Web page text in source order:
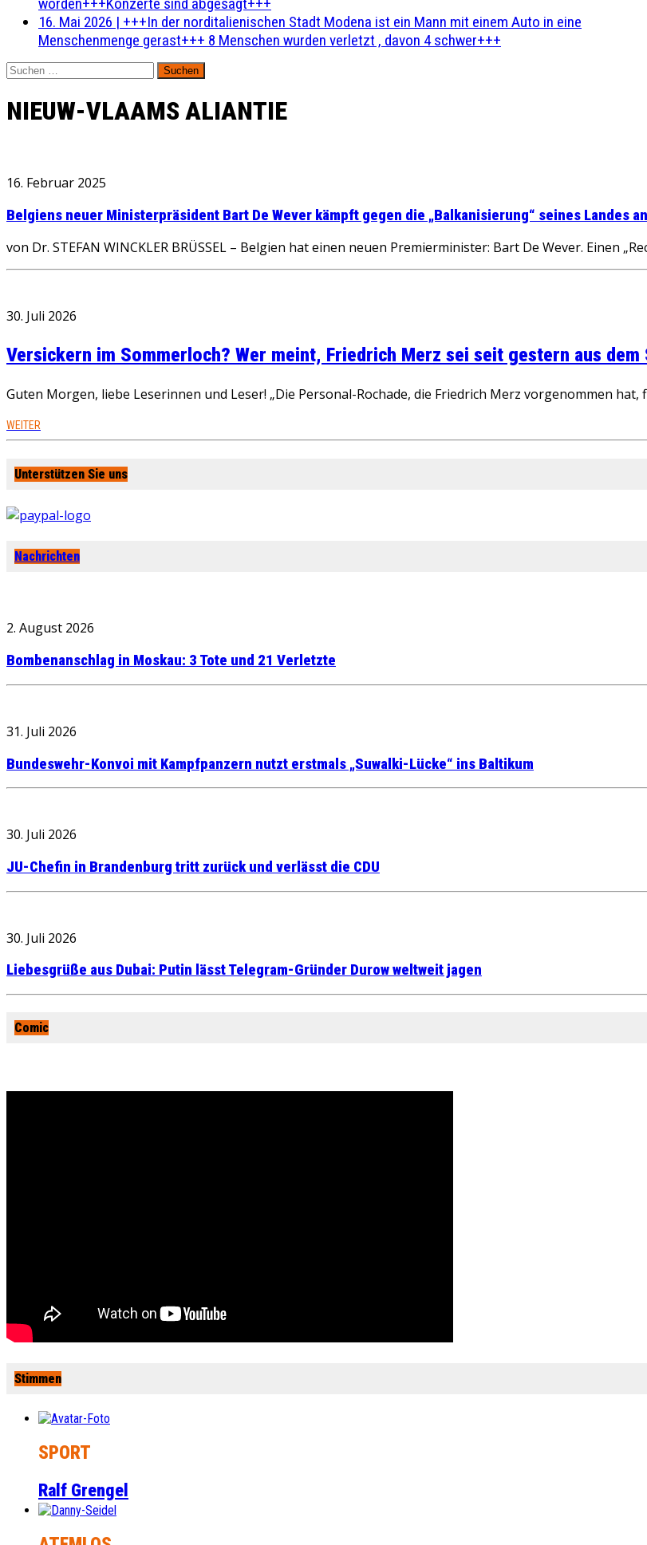
16. Mai 2026 | +++In der norditalienischen Stadt Modena ist ein Mann mit einem Auto in eine
Menschenmenge gerast+++ 8 Menschen wurden verletzt , davon 4 schwer+++
Suchen
nach:
NIEUW-VLAAMS ALIANTIE
16. Februar 2025
Belgiens neuer Ministerpräsident Bart De Wever kämpft gegen die „Balkanisierung“ seines Landes an
von Dr. STEFAN WINCKLER BRÜSSEL – Belgien hat einen neuen Premierminister: Bart De Wever. Einen
30. Juli 2026
Versickern im Sommerloch? Wer meint, Friedrich Merz sei seit gestern aus
Guten Morgen, liebe Leserinnen und Leser! „Die Personal-Rochade, die Friedrich Merz vorgenommen
WEITER
Unterstützen Sie uns
Nachrichten
2. August 2026
Bombenanschlag in Moskau: 3 Tote und 21 Verletzte
31. Juli 2026
Bundeswehr-Konvoi mit Kampfpanzern nutzt erstmals „Suwalki-Lücke“ ins Baltikum
30. Juli 2026
JU-Chefin in Brandenburg tritt zurück und verlässt die CDU
30. Juli 2026
Liebesgrüße aus Dubai: Putin lässt Telegram-Gründer Durow weltweit jagen
Comic
Stimmen
SPORT
Ralf Grengel